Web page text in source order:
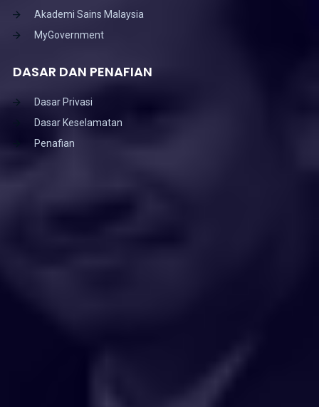
Akademi Sains Malaysia
MyGovernment
DASAR DAN PENAFIAN
Dasar Privasi
Dasar Keselamatan
Penafian